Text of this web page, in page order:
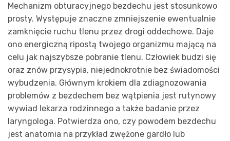
Mechanizm obturacyjnego bezdechu jest stosunkowo
prosty. Występuje znaczne zmniejszenie ewentualnie
zamknięcie ruchu tlenu przez drogi oddechowe. Daje
ono energiczną ripostą twojego organizmu mającą na
celu jak najszybsze pobranie tlenu. Człowiek budzi się
oraz znów przysypia, niejednokrotnie bez świadomości
wybudzenia. Głównym krokiem dla zdiagnozowania
problemów z bezdechem bez wątpienia jest rutynowy
wywiad lekarza rodzinnego a także badanie przez
laryngologa. Potwierdza ono, czy powodem bezdechu
jest anatomia na przykład zwężone gardło lub